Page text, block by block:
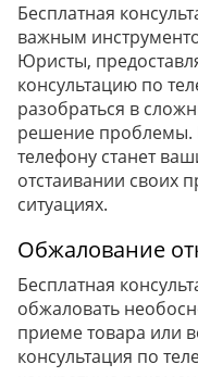
Бесплатная
важным
Юристы,
консультацию по
разобраться в
решение проблемы.
телефону станет
отстаивании своих
ситуациях.
Обжалование
Бесплатная
обжаловать
приеме товара или
консультация по